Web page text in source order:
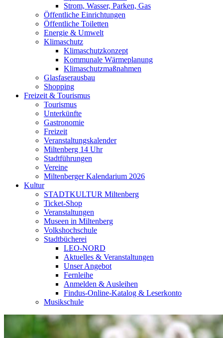
Strom, Wasser, Parken, Gas
Öffentliche Einrichtungen
Öffentliche Toiletten
Energie & Umwelt
Klimaschutz
Klimaschutzkonzept
Kommunale Wärmeplanung
Klimaschutzmaßnahmen
Glasfaserausbau
Shopping
Freizeit & Tourismus
Tourismus
Unterkünfte
Gastronomie
Freizeit
Veranstaltungskalender
Miltenberg 14 Uhr
Stadtführungen
Vereine
Miltenberger Kalendarium 2026
Kultur
STADTKULTUR Miltenberg
Ticket-Shop
Veranstaltungen
Museen in Miltenberg
Volkshochschule
Stadtbücherei
LEO-NORD
Aktuelles & Veranstaltungen
Unser Angebot
Fernleihe
Anmelden & Ausleihen
Findus-Online-Katalog & Leserkonto
Musikschule